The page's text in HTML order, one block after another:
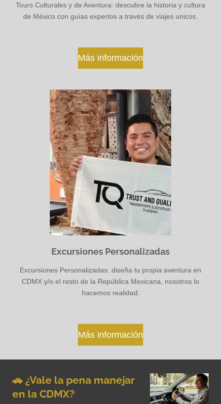
Tours Culturales y de Aventura: descubre la historia y cultura
de México con guías expertos a través de viajes unicos.
Más información
Excursiones Personalizadas
Excursiones Personalizadas: diseña tu propia aventura en
CDMX y/o el resto de la República Mexicana, nosotros lo
hacemos realidad.
Más información
🚗 ¿Vale la pena manejar
en la CDMX?